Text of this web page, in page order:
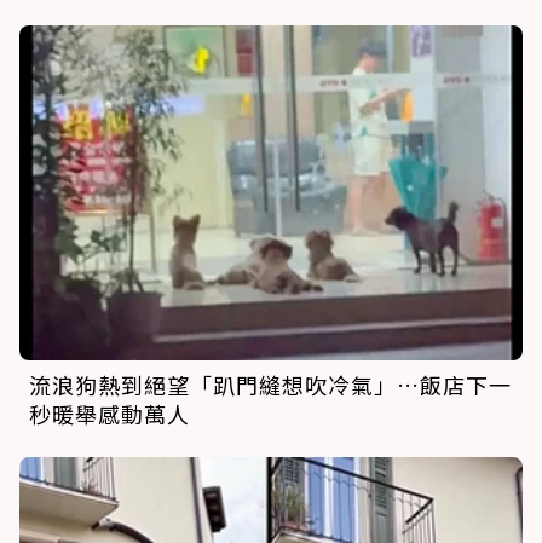
流浪狗熱到絕望「趴門縫想吹冷氣」…飯店下一
秒暖舉感動萬人